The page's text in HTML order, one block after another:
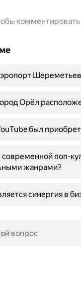
комментировать
Орёл
был
поп-
жанрами?
синергия в